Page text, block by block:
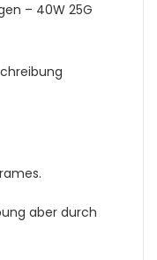
– 40W 25G
aber durch